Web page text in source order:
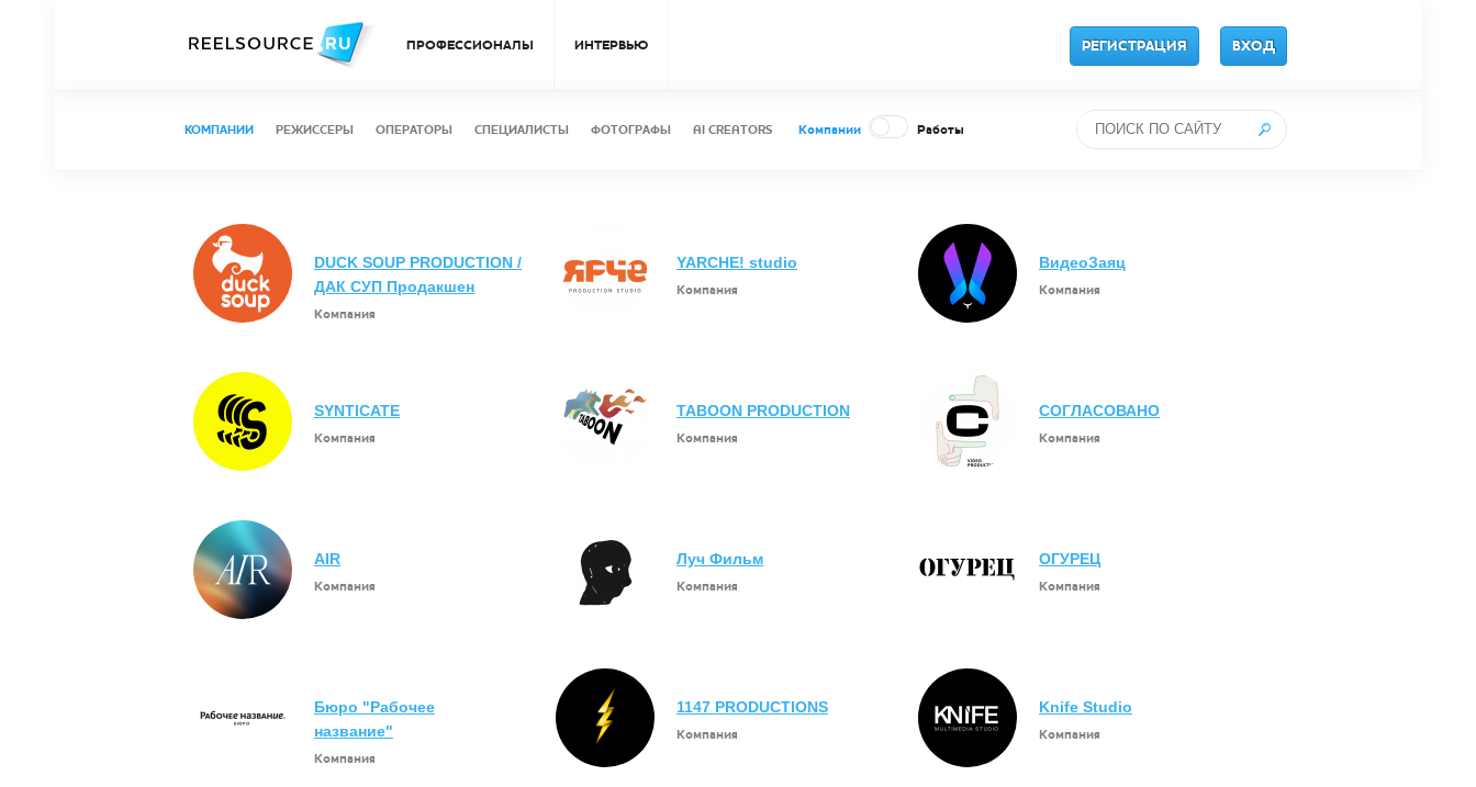
ПРОФЕССИОНАЛЫ ИНТЕРВЬЮ РЕГИСТРАЦИЯ ВХОД
КОМПАНИИ РЕЖИССЕРЫ ОПЕРАТОРЫ СПЕЦИАЛИСТЫ ФОТОГРАФЫ AI CREATORS Компании Работы
DUCK SOUP PRODUCTION /
ДАК СУП Продакшен
Компания
YARCHE! studio
Компания
ВидеоЗаяц
Компания
SYNTICATE
Компания
TABOON PRODUCTION
Компания
СОГЛАСОВАНО
Компания
AIR
Компания
Луч Фильм
Компания
ОГУРЕЦ
Компания
Бюро "Рабочее
название"
Компания
1147 PRODUCTIONS
Компания
Knife Studio
Компания